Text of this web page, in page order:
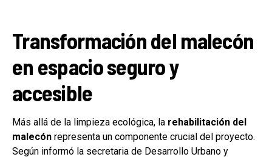
Transformación del malecón
en espacio seguro y
accesible
Más allá de la limpieza ecológica, la rehabilitación del
malecón representa un componente crucial del proyecto.
Según informó la secretaria de Desarrollo Urbano y